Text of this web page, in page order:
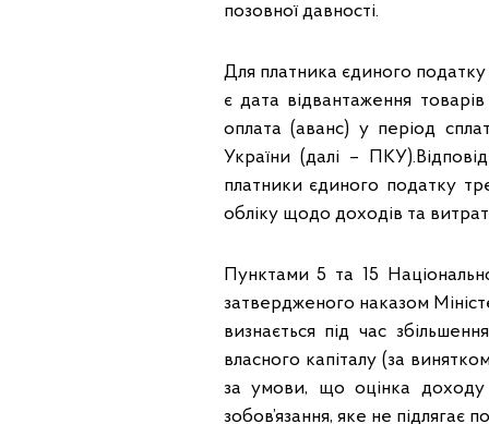
позовної давності.
Для платника єдиного
є дата відвантаження
оплата (аванс) у період
України (далі –
платники єдиного податку
обліку щодо доходів та
Пунктами 5 та 15
затвердженого наказом
визнається під час
власного капіталу (за
за умови, що оцінка доходу
зобов’язання, яке не підлягає